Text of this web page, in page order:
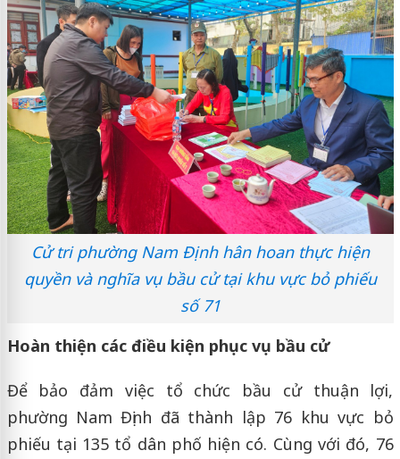
Cử tri phường Nam Định hân hoan thực hiện
quyền và nghĩa vụ bầu cử tại khu vực bỏ phiếu
số 71
Hoàn thiện các điều kiện phục vụ bầu cử
Để bảo đảm việc tổ chức bầu cử thuận lợi,
phường Nam Định đã thành lập 76 khu vực bỏ
phiếu tại 135 tổ dân phố hiện có. Cùng với đó, 76